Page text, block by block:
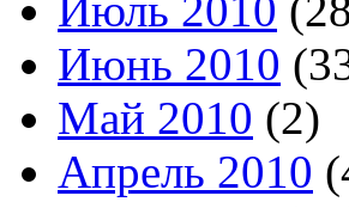
Июнь 2010
Май 2010 (2)
Апрель 2010